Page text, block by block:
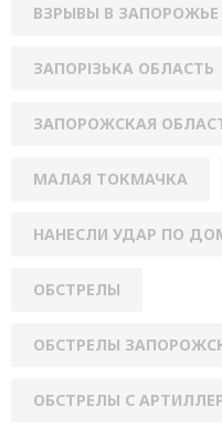
ВЗРЫВЫ В ЗАПОРОЖЬЕ
ЗАПОРІЗЬКА ОБЛАСТЬ
ЗАПОРОЖСКАЯ
МАЛАЯ ТОКМАЧКА
НАНЕСЛИ УДАР ПО
ОБСТРЕЛЫ
ОБСТРЕЛЫ
ОБСТРЕЛЫ С